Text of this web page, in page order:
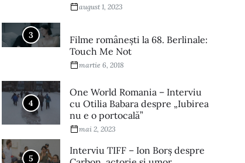
august 1, 2023
3
Filme româneşti la 68. Berlinale:
Touch Me Not
martie 6, 2018
4
One World Romania – Interviu
cu Otilia Babara despre „Iubirea
nu e o portocală”
mai 2, 2023
5
Interviu TIFF – Ion Borș despre